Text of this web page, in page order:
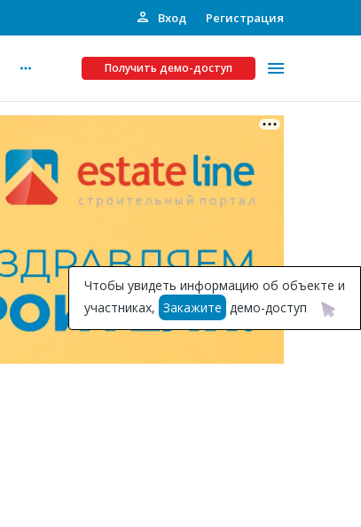
Вход Регистрация
Получить демо-доступ
Платные услуги
Рекламодателям
Инвестпроекты
Подписка на Базу
Чтобы увидеть информацию об объекте и
участниках, Закажите демо-доступ